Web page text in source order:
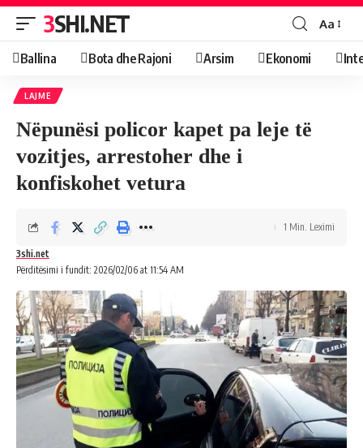
3SHI.NET Aa
Ballina Bota dhe Rajoni Arsim Ekonomi
LAJME
Nëpunësi policor kapet pa leje të
vozitjes, arrestoher dhe i
konfiskohet vetura
Përditësimi i fundit: 2026/02/06 at 11:54 AM
3shi.net
1 Min. Leximi